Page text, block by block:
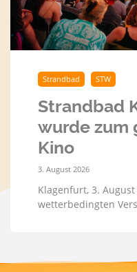
Strandbad STW
Strandbad
wurde zum
Kino
3. August 2026
Klagenfurt, 3.
wetterbedingten